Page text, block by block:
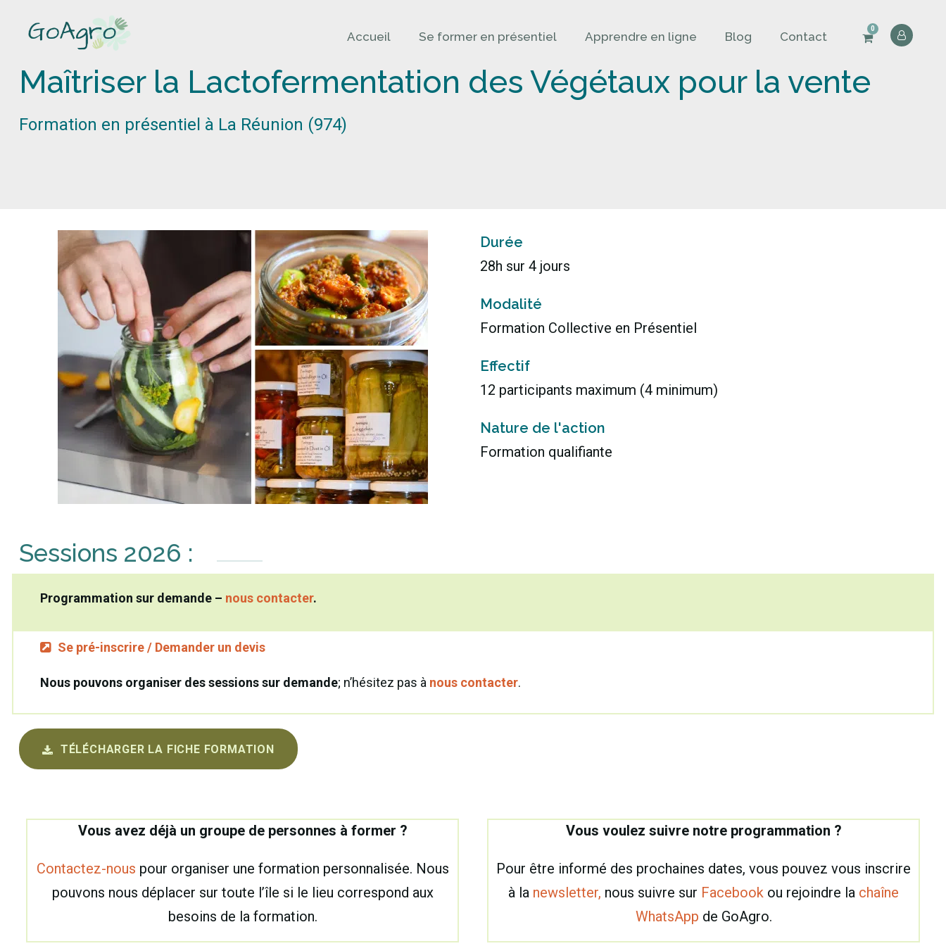
Accueil Se former en présentiel Apprendre en ligne Blog Contact
0
Maîtriser la Lactofermentation des Végétaux pour la vente
Formation en présentiel à La Réunion (974)
Durée
28h sur 4 jours
Modalité
Formation Collective en Présentiel
Effectif
12 participants maximum (4 minimum)
Nature de l'action
Formation qualifiante
Sessions 2026 :
Programmation sur demande – nous contacter.
Se pré-inscrire / Demander un devis
Nous pouvons organiser des sessions sur demande; n’hésitez pas à nous contacter.
TÉLÉCHARGER LA FICHE FORMATION
Vous avez déjà un groupe de personnes à former ?
Contactez-nous pour organiser une formation personnalisée. Nous
pouvons nous déplacer sur toute l’île si le lieu correspond aux
besoins de la formation.
Vous voulez suivre notre programmation ?
Pour être informé des prochaines dates, vous pouvez vous inscrire
à la newsletter, nous suivre sur Facebook ou rejoindre la chaîne
WhatsApp de GoAgro.